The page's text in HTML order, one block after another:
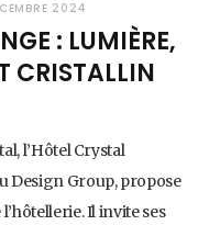
2024
: LUMIÈRE,
CRISTALLIN
l’Hôtel Crystal
Design Group, propose
Il invite ses